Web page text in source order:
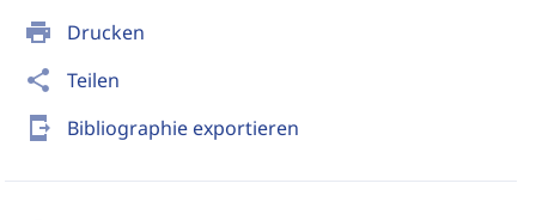
print Drucken
share Teilen
send_to_mobile Bibliographie exportieren